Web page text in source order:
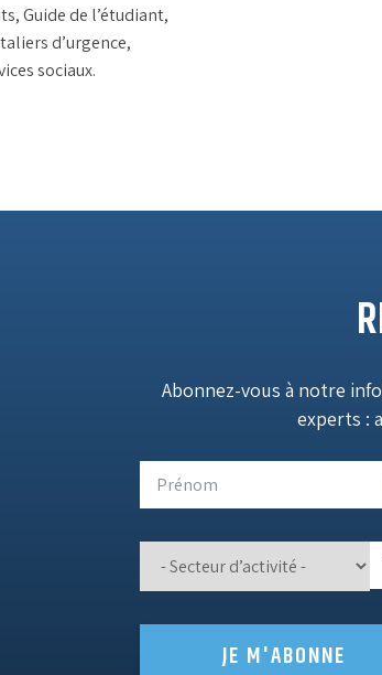
Guide de l’étudiant,
d’urgence,
sociaux.
Abonnez-vous à notre
experts :
JE M'ABONNE